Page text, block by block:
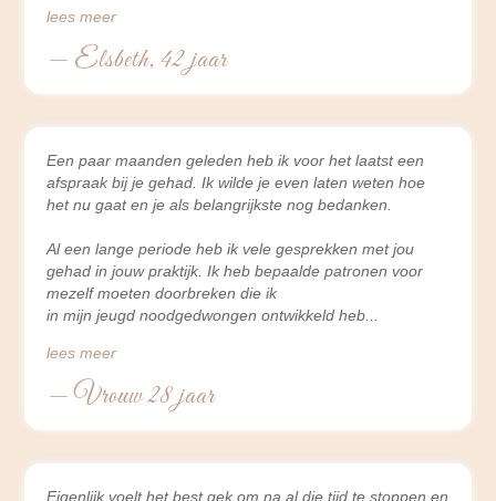
lees meer
— Elsbeth, 42 jaar
Een paar maanden geleden heb ik voor het laatst een
afspraak bij je gehad. Ik wilde je even laten weten hoe
het nu gaat en je als belangrijkste nog bedanken.
Al een lange periode heb ik vele gesprekken met jou
gehad in jouw praktijk. Ik heb bepaalde patronen voor
mezelf moeten doorbreken die ik
in mijn jeugd noodgedwongen ontwikkeld heb.
lees meer
— Vrouw 28 jaar
Eigenlijk voelt het best gek om na al die tijd te stoppen en